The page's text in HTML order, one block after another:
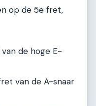
op de 5e fret,
de hoge E-
van de A-snaar